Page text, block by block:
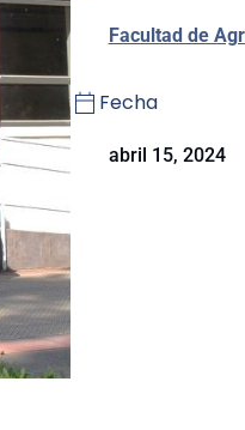
Facultad de
Fecha
abril 15, 2024